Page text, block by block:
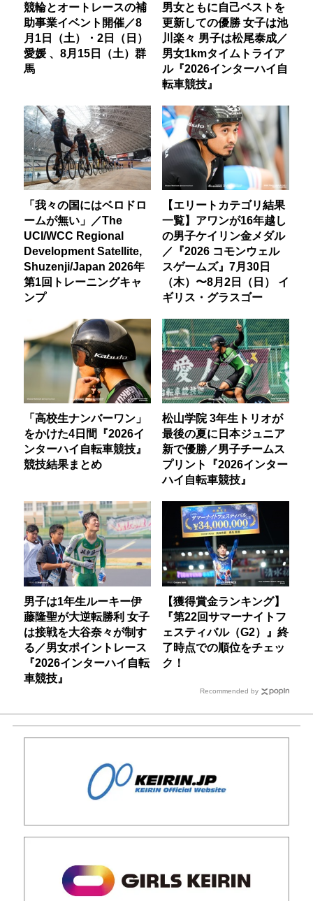
競輪とオートレースの補
助事業イベント開催／8
月1日（土）・2日（日）
愛媛 、8月15日（土）群
馬
男女ともに自己ベストを
更新しての優勝 女子は池
川楽々 男子は松尾泰成／
男女1kmタイムトライア
ル『2026インターハイ自
転車競技』
「我々の国にはベロドロ
ームが無い」／The
UCI/WCC Regional
Development Satellite,
Shuzenji/Japan 2026年
第1回トレーニングキャ
ンプ
【エリートカテゴリ結果
一覧】アワンが16年越し
の男子ケイリン金メダル
／『2026 コモンウェル
スゲームズ』7月30日
（木）〜8月2日（日） イ
ギリス・グラスゴー
「高校生ナンバーワン」
をかけた4日間『2026イ
ンターハイ自転車競技』
競技結果まとめ
松山学院 3年生トリオが
最後の夏に日本ジュニア
新で優勝／男子チームス
プリント『2026インター
ハイ自転車競技』
男子は1年生ルーキー伊
藤隆聖が大逆転勝利 女子
は接戦を大谷奈々が制す
る／男女ポイントレース
『2026インターハイ自転
車競技』
【獲得賞金ランキング】
『第22回サマーナイトフ
ェスティバル（G2）』終
了時点での順位をチェッ
ク！
Recommended by